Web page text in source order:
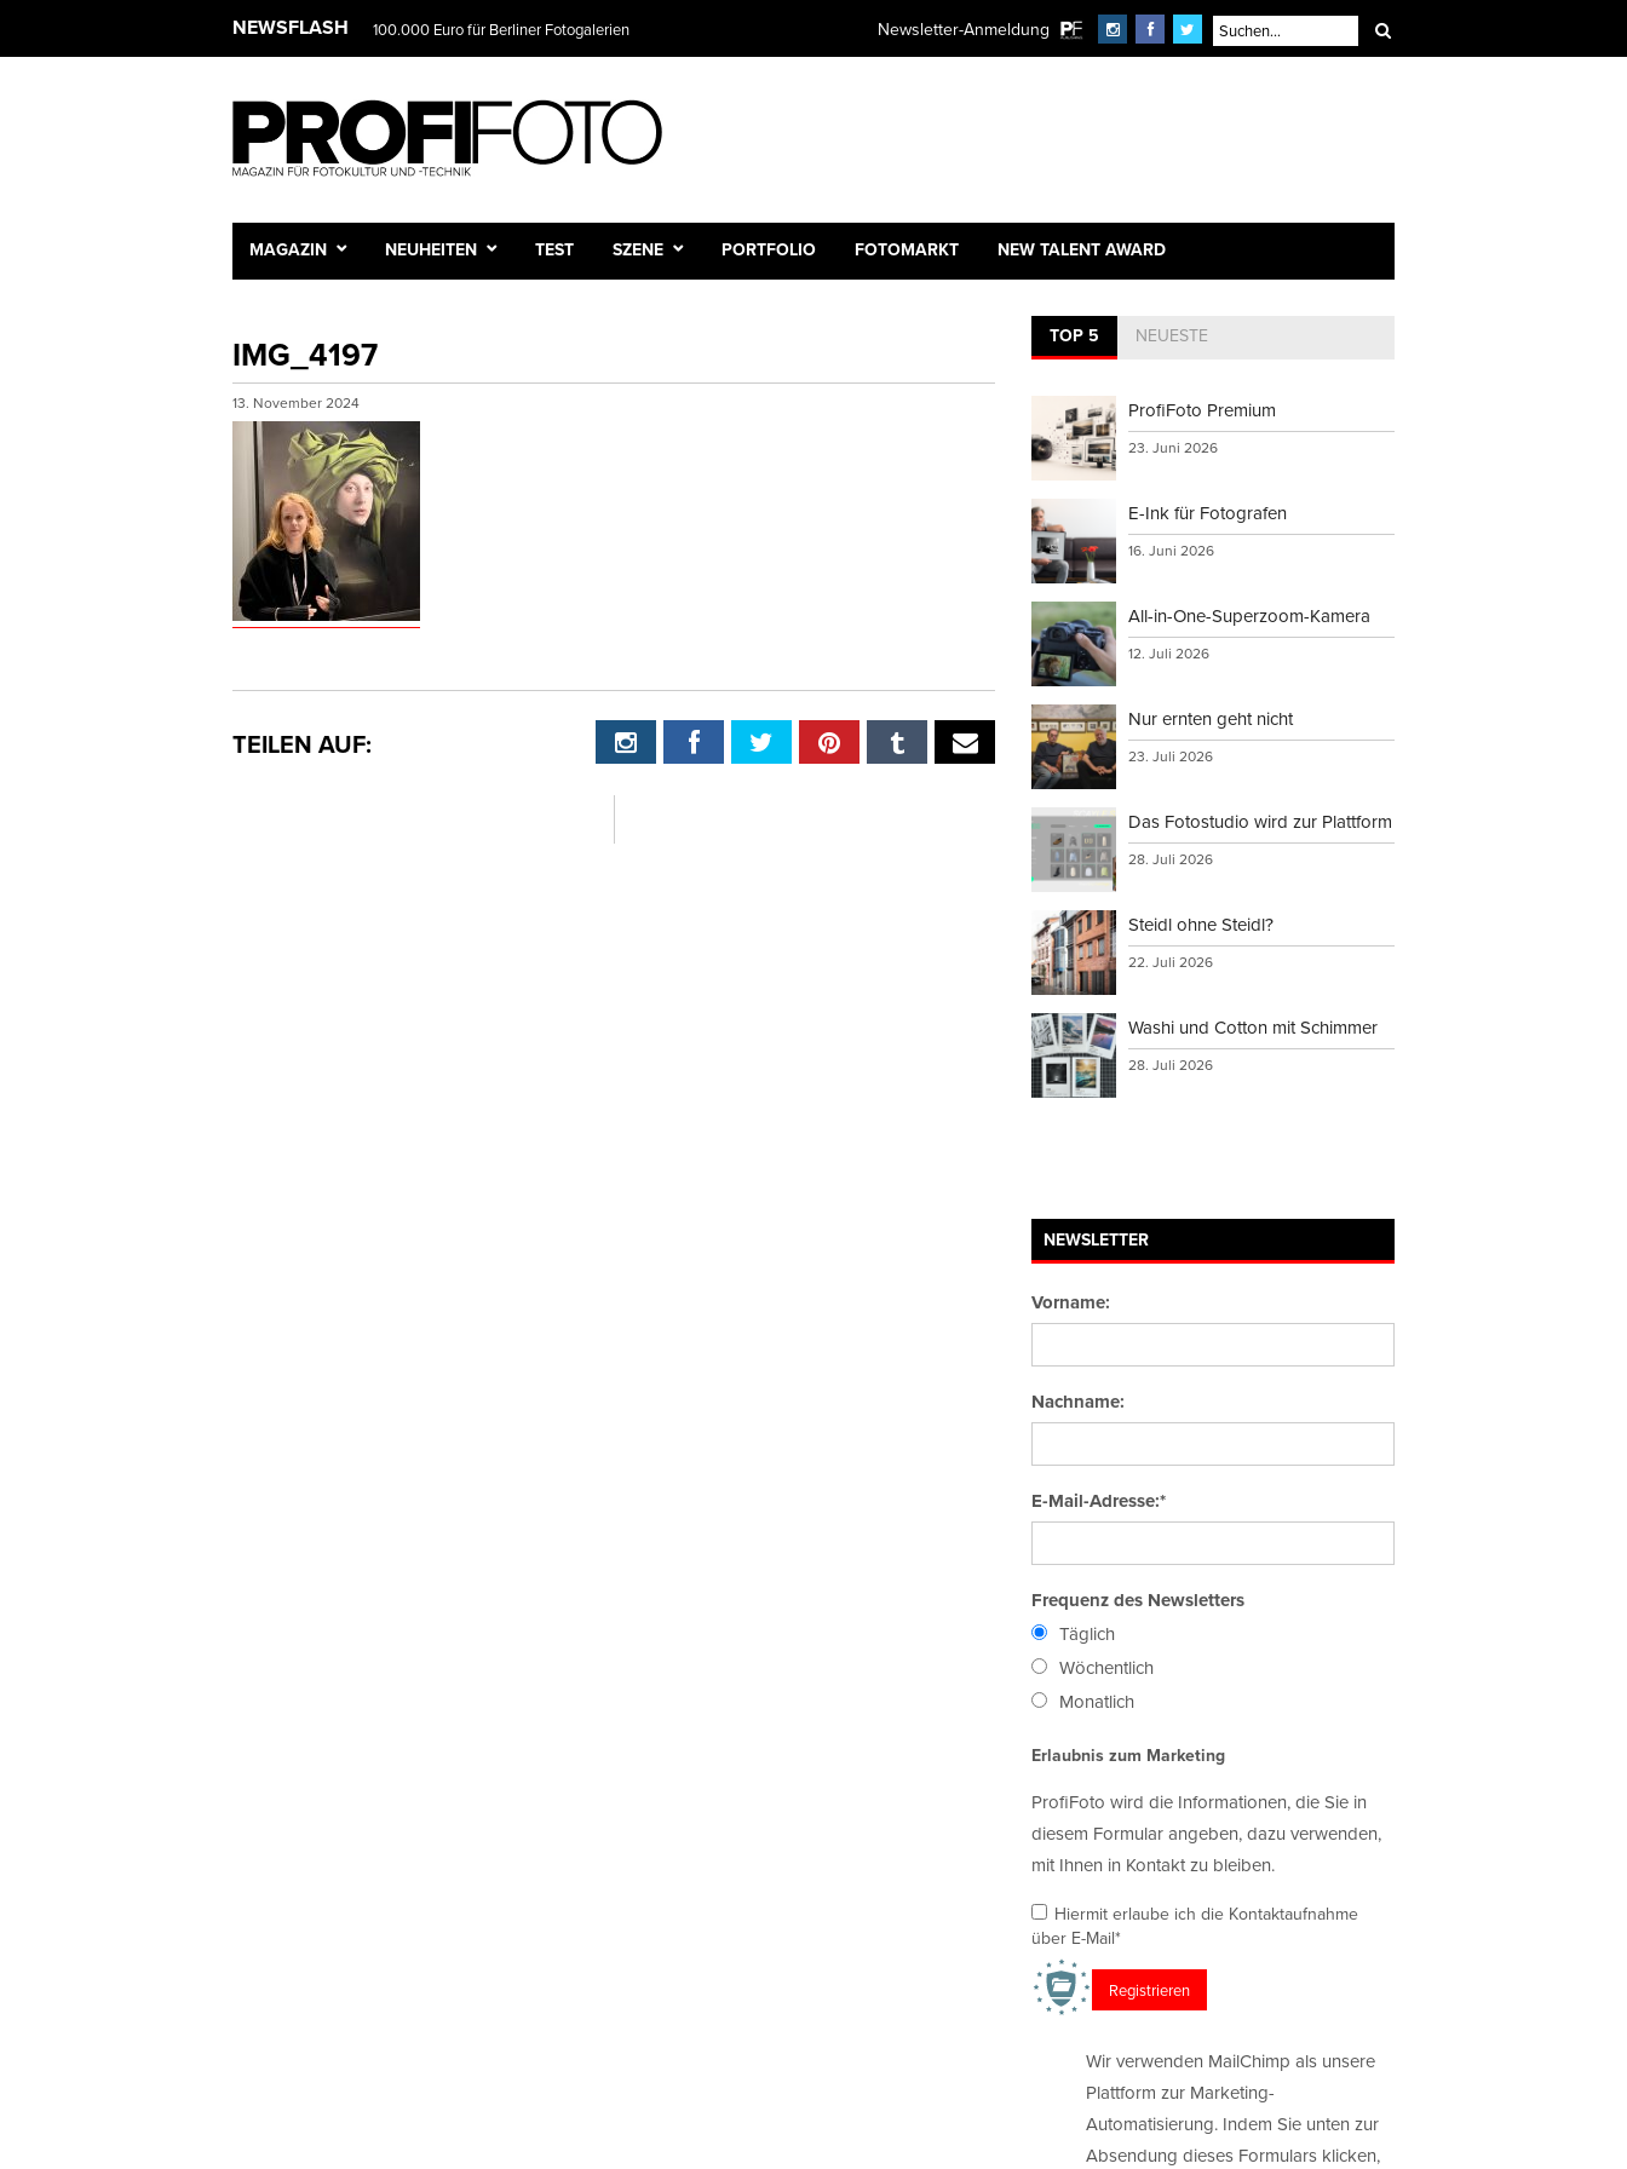
NEWSFLASH 100.000 Euro für Berliner Fotogalerien Newsletter-Anmeldung
MAGAZIN NEUHEITEN TEST SZENE PORTFOLIO FOTOMARKT NEW TALENT AWARD
IMG_4197
13. November 2024
TEILEN AUF:
TOP 5 NEUESTE
ProfiFoto Premium
23. Juni 2026
E-Ink für Fotografen
16. Juni 2026
All-in-One-Superzoom-Kamera
12. Juli 2026
Nur ernten geht nicht
23. Juli 2026
Das Fotostudio wird zur Plattform
28. Juli 2026
Steidl ohne Steidl?
22. Juli 2026
Washi und Cotton mit Schimmer
28. Juli 2026
NEWSLETTER
Vorname:
Nachname:
E-Mail-Adresse:*
Frequenz des Newsletters
Täglich
Wöchentlich
Monatlich
Erlaubnis zum Marketing
ProfiFoto wird die Informationen, die Sie in
diesem Formular angeben, dazu verwenden,
mit Ihnen in Kontakt zu bleiben.
Hiermit erlaube ich die Kontaktaufnahme
über E-Mail*
Wir verwenden MailChimp als unsere
Plattform zur Marketing-
Automatisierung. Indem Sie unten zur
Absendung dieses Formulars klicken,